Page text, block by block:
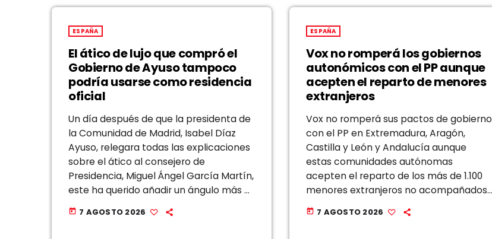
ESPAÑA
El ático de lujo que compró el
Gobierno de Ayuso tampoco
podría usarse como residencia
oficial
Un día después de que la presidenta de
la Comunidad de Madrid, Isabel Díaz
Ayuso, relegara todas las explicaciones
sobre el ático al consejero de
Presidencia, Miguel Ángel García Martín,
este ha querido añadir un ángulo más a
la polémica, una reflexión que, a su
juicio, se está pasando por […]
today 7 AGOSTO 2026
ESPAÑA
Vox no romperá los gobiernos
autonómicos con el PP aunque
acepten el reparto de menores
extranjeros
Vox no romperá sus pactos de gobierno
con el PP en Extremadura, Aragón,
Castilla y León y Andalucía aunque
estas comunidades autónomas
acepten el reparto de los más de 1.100
menores extranjeros no acompañados
llegados a Ceuta, que desbordan con
creces la capacidad de acogida de la
today 7 AGOSTO 2026